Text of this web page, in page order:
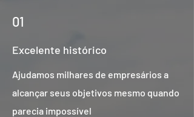
01
Excelente histórico
Ajudamos milhares de empresários a
alcançar seus objetivos mesmo quando
parecia impossível